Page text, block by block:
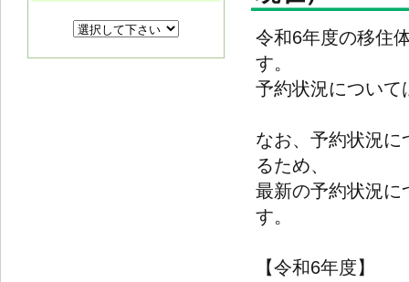
令和6年度の移住
す。
予約状況について
なお、予約状況
るため、
最新の予約状況に
す。
【令和6年度】